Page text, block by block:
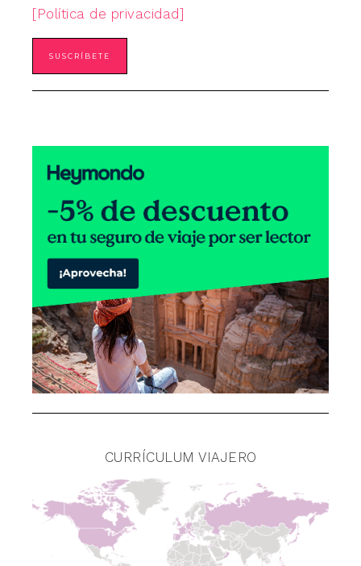
[Política de privacidad]
CURRÍCULUM VIAJERO